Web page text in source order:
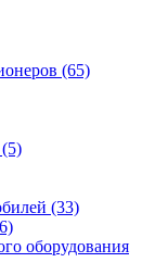
(65)
(5)
(33)
оборудования